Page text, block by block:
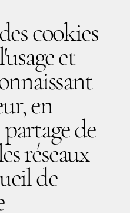
cookies
et
en
de
réseaux
de